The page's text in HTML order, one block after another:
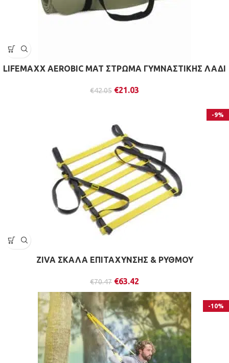
LIFEMAXX AEROBIC MAT ΣΤΡΩΜΑ ΓΥΜΝΑΣΤΙΚΗΣ ΛΑΔΙ
€42.05 €21.03
-9%
ZIVA ΣΚΑΛΑ ΕΠΙΤΑΧΥΝΣΗΣ & ΡΥΘΜΟΥ
€70.47 €63.42
-10%